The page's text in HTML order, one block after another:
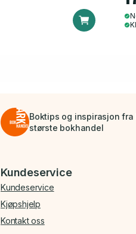
Boktips og inspirasjon fra
største bokhandel
Bunnmeny
Kundeservice
Kundeservice
Kjøpshjelp
Kontakt oss